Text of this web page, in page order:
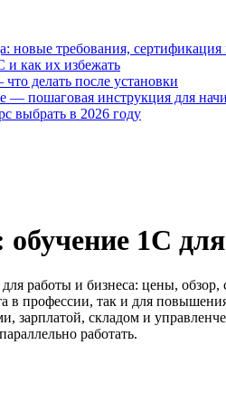
новые требования, сертификация
как их избежать
делать после установки
— пошаговая инструкция для
выбрать в 2026 году
1С
работы и бизнеса: цены, обзор,
в профессии, так и для
зарплатой, складом и
работать.